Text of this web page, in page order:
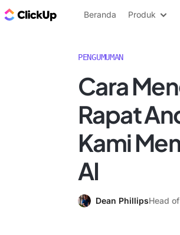
Blog ClickUp
Beranda Produk
PENGUMUMAN
Cara
Rapat
Kami
AI
Dean PhillipsHead